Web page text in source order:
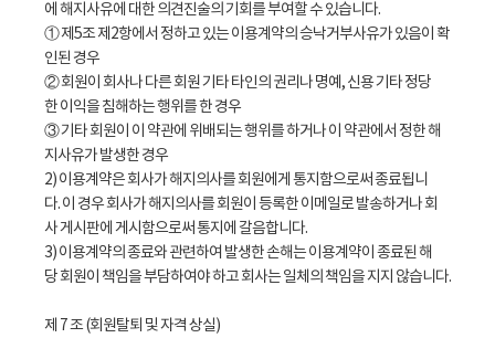
에 해지사유에 대한 의견진술의 기회를 부여할 수 있습니다.
① 제5조 제2항에서 정하고 있는 이용계약의 승낙거부사유가 있음이 확
인된 경우
② 회원이 회사나 다른 회원 기타 타인의 권리나 명예, 신용 기타 정당
한 이익을 침해하는 행위를 한 경우
③ 기타 회원이 이 약관에 위배되는 행위를 하거나 이 약관에서 정한 해
지사유가 발생한 경우
2) 이용계약은 회사가 해지의사를 회원에게 통지함으로써 종료됩니
다. 이 경우 회사가 해지의사를 회원이 등록한 이메일로 발송하거나 회
사 게시판에 게시함으로써 통지에 갈음합니다.
3) 이용계약의 종료와 관련하여 발생한 손해는 이용계약이 종료된 해
당 회원이 책임을 부담하여야 하고 회사는 일체의 책임을 지지 않습니다.
제 7 조 (회원탈퇴 및 자격 상실)